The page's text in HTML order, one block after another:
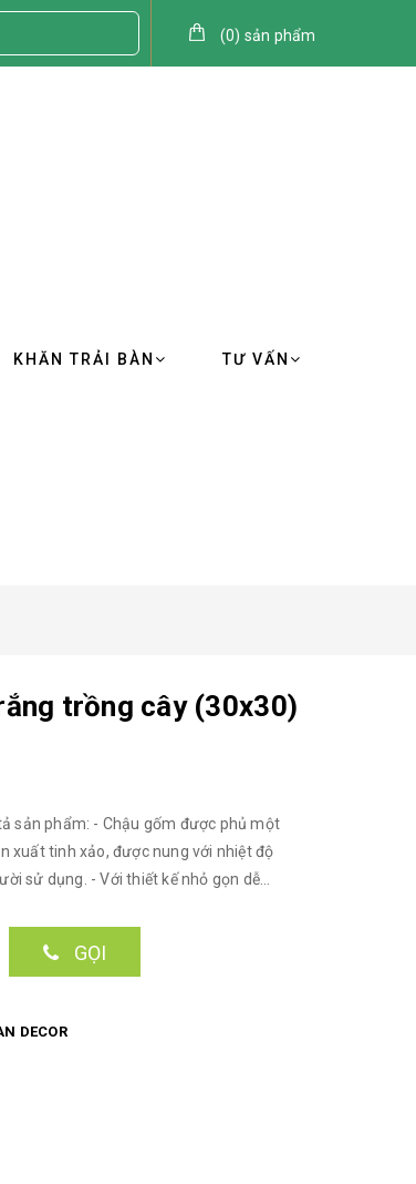
(0) sản phẩm
KHĂN TRẢI BÀN TƯ VẤN
trồng cây (30x30)
sản phẩm: - Chậu gốm được phủ một
xuất tinh xảo, được nung với nhiệt độ
sử dụng. - Với thiết kế nhỏ gọn dễ
cây xanh, cây phong thủy, cây nội thất,
cao: ~28cm Màu sắc: màu trắng Ảnh
SĐT: 0968 988 525 (bán lẻ) - 0968 988
#chaucanh #chausu
GỌI
DECOR